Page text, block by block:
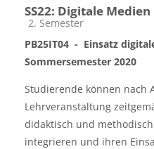
SS22: Digitale
Kursbereich
2. Semester
PB25IT04 - Einsatz
Sommersemester 2020
Studierende können nach
Lehrveranstaltung
didaktisch und
integrieren und ihren